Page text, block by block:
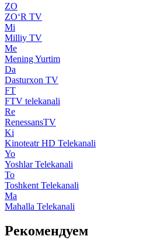
ZO
ZO‘R TV
Mi
Milliy TV
Me
Mening Yurtim
Da
Dasturxon TV
FT
FTV telekanali
Re
RenessansTV
Ki
Kinoteatr HD Telekanali
Yo
Yoshlar Telekanali
To
Toshkent Telekanali
Ma
Mahalla Telekanali
Рекомендуем